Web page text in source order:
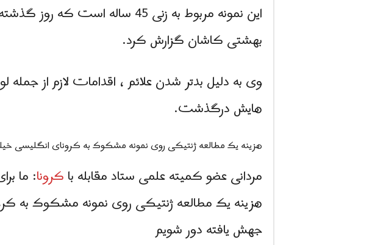
این نمونه مربوط به زنی 45
بهشتی کاشان گزارش کرد.
وی به دلیل بدتر شدن علائم ، اقدامات لازم از جمله
هایش درگذشت.
هزینه یک مطالعه ژنتیکی روی نمونه مشکوک به کرونای انگلیسی
مردانی عضو کمیته علمی ستاد مقابله باکرونا: ما
هزینه یک مطالعه ژنتیکی روی نمونه مشکوک به
جهش یافته دور شویم